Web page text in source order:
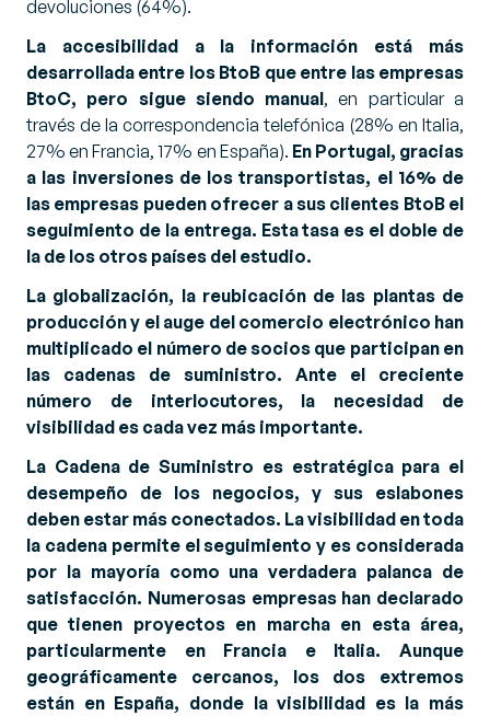
devoluciones (64%).
La accesibilidad a la información está más
desarrollada entre los BtoB que entre las empresas
BtoC, pero sigue siendo manual, en particular a
través de la correspondencia telefónica (28% en Italia,
27% en Francia, 17% en España). En Portugal, gracias
a las inversiones de los transportistas, el 16% de
las empresas pueden ofrecer a sus clientes BtoB el
seguimiento de la entrega. Esta tasa es el doble de
la de los otros países del estudio.
La globalización, la reubicación de las plantas de
producción y el auge del comercio electrónico han
multiplicado el número de socios que participan en
las cadenas de suministro. Ante el creciente
número de interlocutores, la necesidad de
visibilidad es cada vez más importante.
La Cadena de Suministro es estratégica para el
desempeño de los negocios, y sus eslabones
deben estar más conectados. La visibilidad en toda
la cadena permite el seguimiento y es considerada
por la mayoría como una verdadera palanca de
satisfacción. Numerosas empresas han declarado
que tienen proyectos en marcha en esta área,
particularmente en Francia e Italia. Aunque
geográficamente cercanos, los dos extremos
están en España, donde la visibilidad es la más